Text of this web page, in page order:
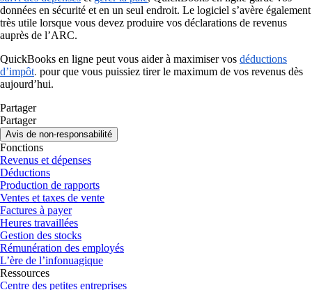
données en sécurité et en un seul endroit. Le logiciel s’avère également
très utile lorsque vous devez produire vos déclarations de revenus
auprès de l’ARC.
QuickBooks en ligne peut vous aider à maximiser vos déductions
d’impôt. pour que vous puissiez tirer le maximum de vos revenus dès
aujourd’hui.
Partager
Partager
Avis de non-responsabilité
Fonctions
Revenus et dépenses
Déductions
Production de rapports
Ventes et taxes de vente
Factures à payer
Heures travaillées
Gestion des stocks
Rémunération des employés
L’ère de l’infonuagique
Ressources
Centre des petites entreprises